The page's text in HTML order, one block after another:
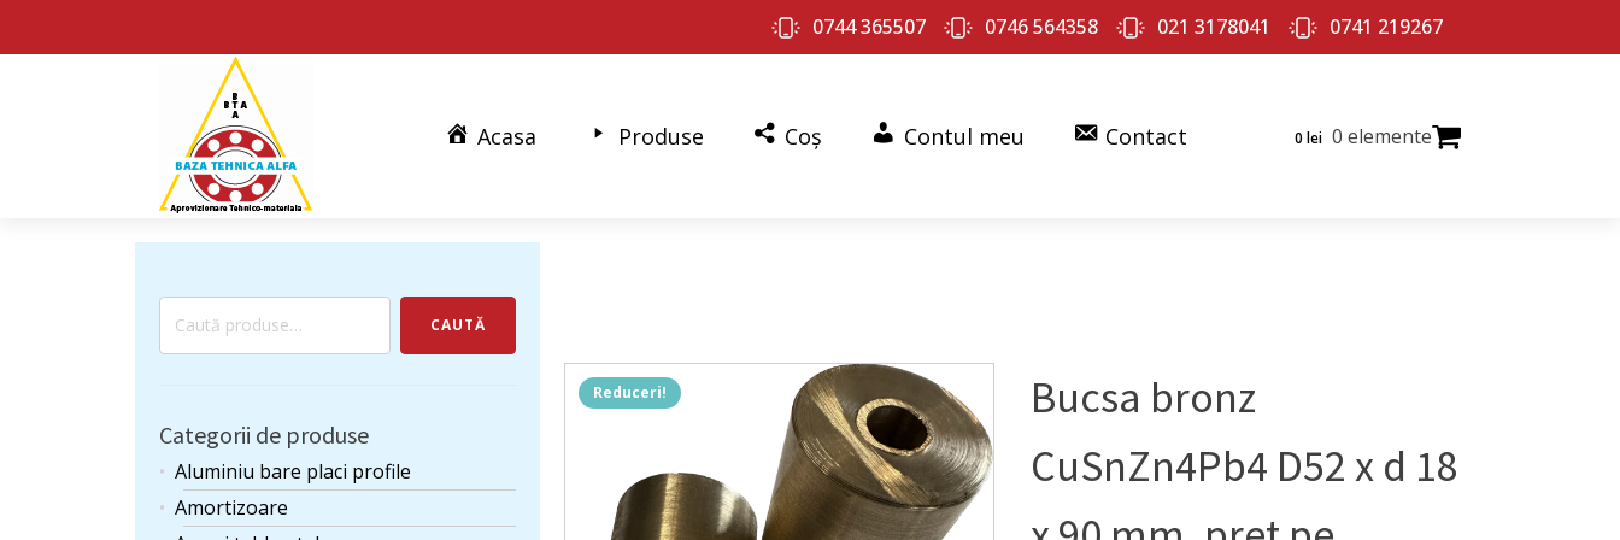
0744 365507 0746 564358 021 3178041 0741 219267
Acasa Produse Coș Contul meu Contact 0 lei 0 elemente
Caută
CAUTĂ
Categorii de produse
Aluminiu bare placi profile
Amortizoare
Reduceri!
Bucsa bronz
CuSnZn4Pb4 D52 x d 18